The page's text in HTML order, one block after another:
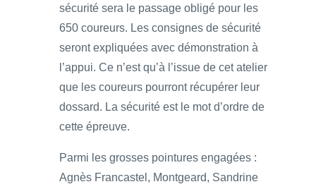
sécurité sera le passage obligé pour les
650 coureurs. Les consignes de sécurité
seront expliquées avec démonstration à
l’appui. Ce n’est qu’à l’issue de cet atelier
que les coureurs pourront récupérer leur
dossard. La sécurité est le mot d’ordre de
cette épreuve.
Parmi les grosses pointures engagées :
Agnès Francastel, Montgeard, Sandrine